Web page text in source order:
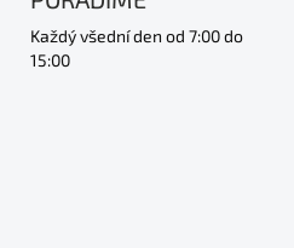
Každý všední den od 7:00 do
15:00